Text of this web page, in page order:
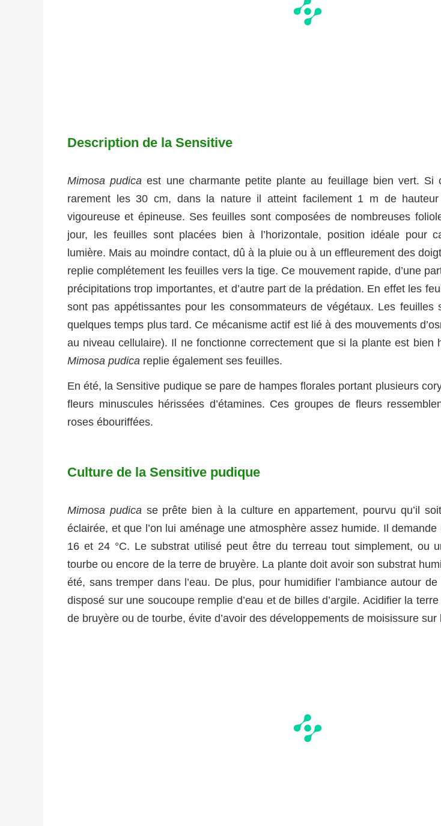
Description de la Sensitive
Mimosa pudica est une charmante petite plante au feuillage bien vert. Si
rarement les 30 cm, dans la nature il atteint facilement 1 m de
vigoureuse et épineuse. Ses feuilles sont composées de nombreuses
jour, les feuilles sont placées bien à l’horizontale, position idéale pour
lumière. Mais au moindre contact, dû à la pluie ou à un effleurement des
replie complétement les feuilles vers la tige. Ce mouvement rapide, d’une
précipitations trop importantes, et d’autre part de la prédation. En effet les
sont pas appétissantes pour les consommateurs de végétaux. Les feuilles
quelques temps plus tard. Ce mécanisme actif est lié à des mouvements
au niveau cellulaire). Il ne fonctionne correctement que si la plante est bien
Mimosa pudica replie également ses feuilles.
En été, la Sensitive pudique se pare de hampes florales portant plusieurs
fleurs minuscules hérissées d’étamines. Ces groupes de fleurs
roses ébouriffées.
Culture de la Sensitive pudique
Mimosa pudica se prête bien à la culture en appartement, pourvu qu’il
éclairée, et que l’on lui aménage une atmosphère assez humide. Il
16 et 24 °C. Le substrat utilisé peut être du terreau tout simplement, ou
tourbe ou encore de la terre de bruyère. La plante doit avoir son substrat
été, sans tremper dans l’eau. De plus, pour humidifier l’ambiance autour
disposé sur une soucoupe remplie d’eau et de billes d’argile. Acidifier la
de bruyère ou de tourbe, évite d’avoir des développements de moisissure